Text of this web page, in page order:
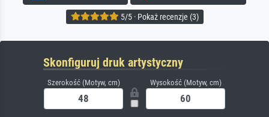
5/5 · Pokaż recenzje (3)
Skonfiguruj druk artystyczny
Szerokość (Motyw, cm) Wysokość (Motyw, cm)